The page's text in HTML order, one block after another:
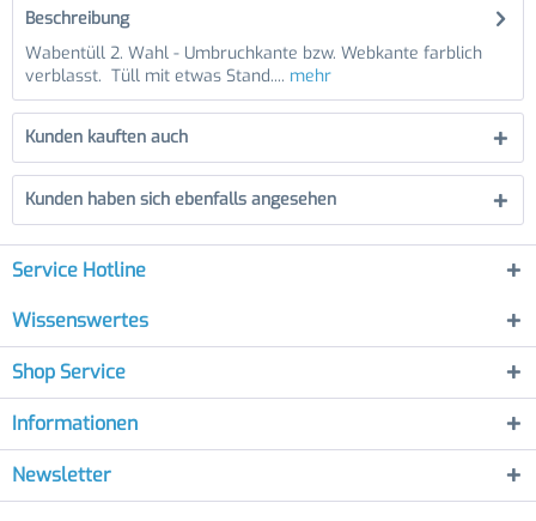
Beschreibung
Wabentüll 2. Wahl - Umbruchkante bzw. Webkante farblich
verblasst. Tüll mit etwas Stand.... mehr
Kunden kauften auch
Kunden haben sich ebenfalls angesehen
Service Hotline
Wissenswertes
Shop Service
Informationen
Newsletter